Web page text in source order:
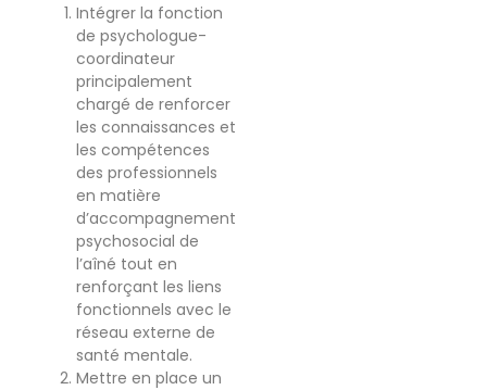
Intégrer la fonction
de psychologue-
coordinateur
principalement
chargé de renforcer
les connaissances et
les compétences
des professionnels
en matière
d’accompagnement
psychosocial de
l’aîné tout en
renforçant les liens
fonctionnels avec le
réseau externe de
santé mentale.
Mettre en place un